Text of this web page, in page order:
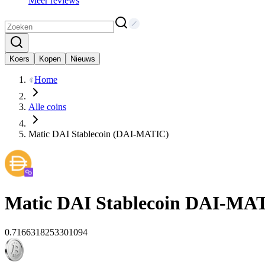
Koers Kopen Nieuws
Home
Alle coins
Matic DAI Stablecoin (DAI-MATIC)
Matic DAI Stablecoin DAI-
0.7166318253301094